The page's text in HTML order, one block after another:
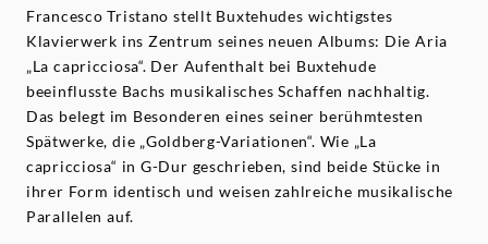
Francesco Tristano stellt Buxtehudes wichtigstes
Klavierwerk ins Zentrum seines neuen Albums: Die Aria
„La capricciosa“. Der Aufenthalt bei Buxtehude
beeinflusste Bachs musikalisches Schaffen nachhaltig.
Das belegt im Besonderen eines seiner berühmtesten
Spätwerke, die „Goldberg-Variationen“. Wie „La
capricciosa“ in G-Dur geschrieben, sind beide Stücke in
ihrer Form identisch und weisen zahlreiche musikalische
Parallelen auf.